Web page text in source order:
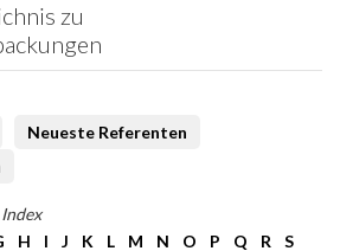
zu
Neueste Referenten
H I J K L M N O P Q R
S